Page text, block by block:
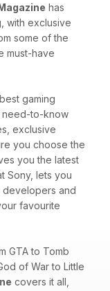
has
with exclusive
some of the
must-have
gaming
need-to-know
exclusive
you choose the
you the latest
Sony, lets you
developers and
favourite
GTA to Tomb
of War to Little
covers it all,